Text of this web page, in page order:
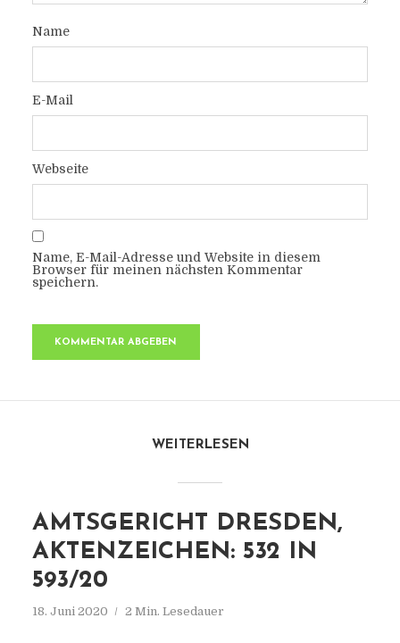
Name
E-Mail
Webseite
Name, E-Mail-Adresse und Website in diesem
Browser für meinen nächsten Kommentar
speichern.
WEITERLESEN
AMTSGERICHT DRESDEN,
AKTENZEICHEN: 532 IN
593/20
18. Juni 2020 2 Min. Lesedauer